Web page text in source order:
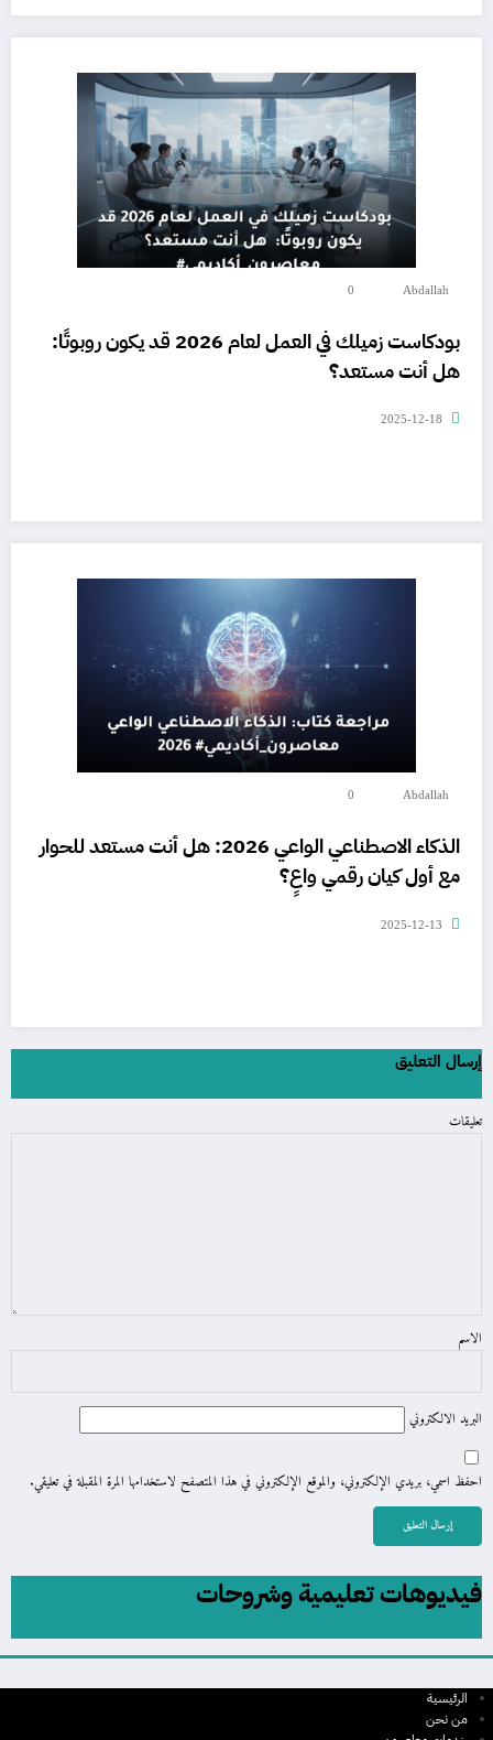
Abdallah
0
بودكاست زميلك في العمل لعام 2026 قد يكون روبوتًا:
هل أنت مستعد؟
2025-12-18
Abdallah
0
الذكاء الاصطناعي الواعي 2026: هل أنت مستعد للحوار
مع أول كيان رقمي واعٍ؟
2025-12-13
إرسال التعليق
تعليقات
الاسم
البريد الالكتروني
احفظ اسمي، بريدي الإلكتروني، والموقع الإلكتروني في هذا المتصفح لاستخدامها المرة المقبلة في تعليقي.
فيديوهات تعليمية وشروحات
الرئيسية
من نحن